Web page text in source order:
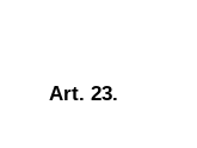
Art. 23.